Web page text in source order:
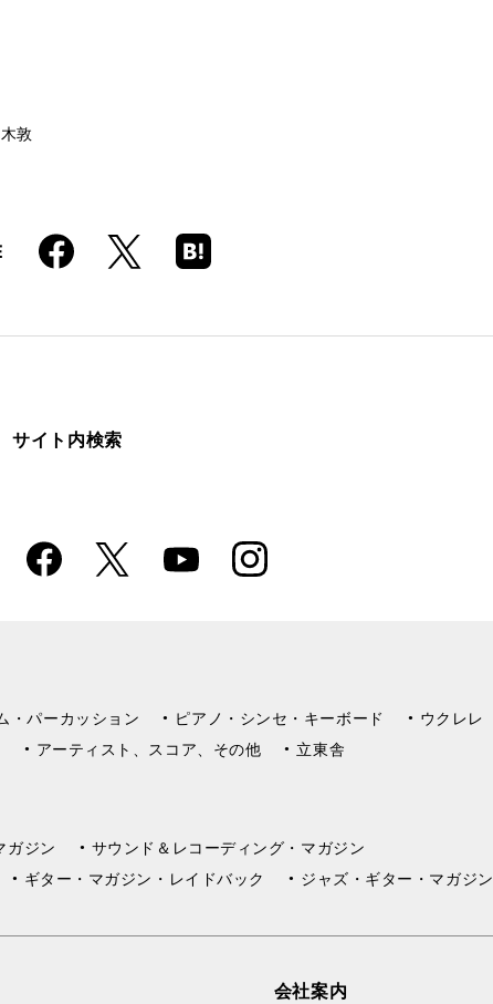
敦
Faceboo
k
X
Hatena
Boo
サイト内検索
k
X YouTube Instagra
m
・パーカッション ピアノ・シンセ・キーボード
ウクレレ
アーティスト、スコア、その他 立東舎
ガジン
サウンド＆レコーディング・マガジン
ギター・マガジン・レイドバック ジャズ・ギター・マガジン
会社案内